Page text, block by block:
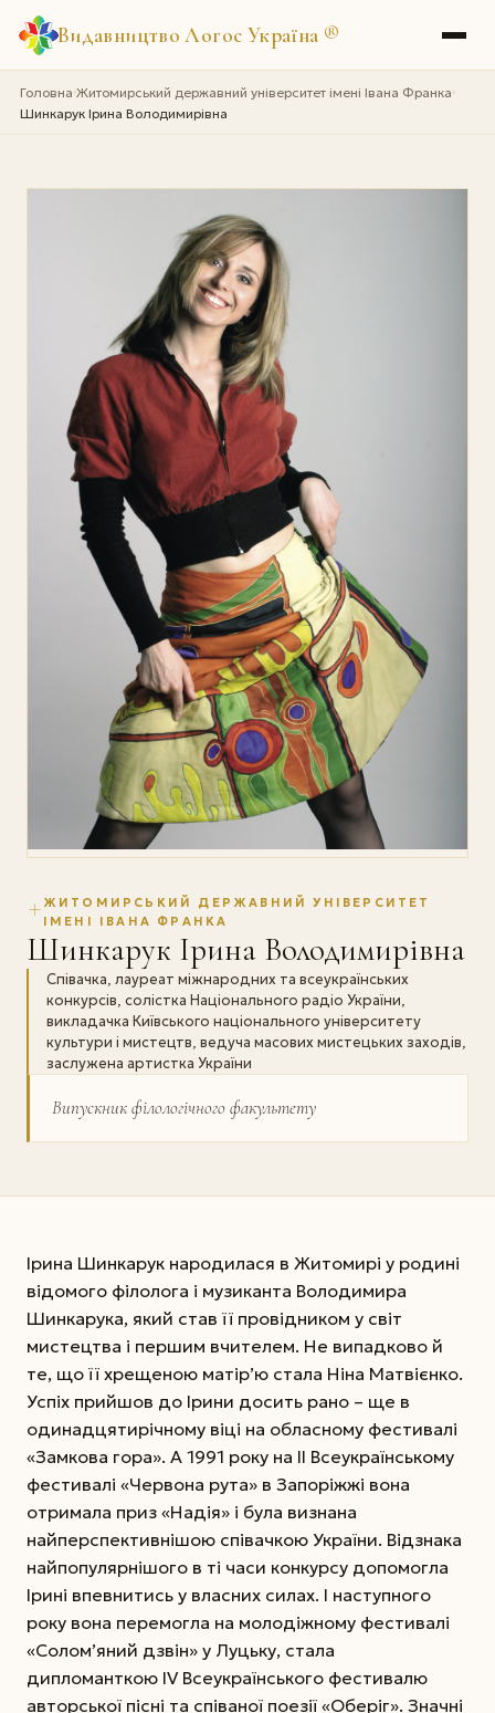
Видавництво Логос Україна ®
Головна›Житомирський державний університет імені Івана Франка›
Шинкарук Ірина Володимирівна
ЖИТОМИРСЬКИЙ ДЕРЖАВНИЙ УНІВЕРСИТЕТ
ІМЕНІ ІВАНА ФРАНКА
Шинкарук Ірина Володимирівна
Співачка, лауреат міжнародних та всеукраїнських
конкурсів, солістка Національного радіо України,
викладачка Київського національного університету
культури і мистецтв, ведуча масових мистецьких заходів,
заслужена артистка України
Випускник філологічного факультету
Ірина Шинкарук народилася в Житомирі у родині
відомого філолога і музиканта Володимира
Шинкарука, який став її провідником у світ
мистецтва і першим вчителем. Не випадково й
те, що її хрещеною матір’ю стала Ніна Матвієнко.
Успіх прийшов до Ірини досить рано – ще в
одинадцятирічному віці на обласному фестивалі
«Замкова гора». А 1991 року на ІІ Всеукраїнському
фестивалі «Червона рута» в Запоріжжі вона
отримала приз «Надія» і була визнана
найперспективнішою співачкою України. Відзнака
найпопулярнішого в ті часи конкурсу допомогла
Ірині впевнитись у власних силах. І наступного
року вона перемогла на молодіжному фестивалі
«Солом’яний дзвін» у Луцьку, стала
дипломанткою ІV Всеукраїнського фестивалю
авторської пісні та співаної поезії «Оберіг». Значні